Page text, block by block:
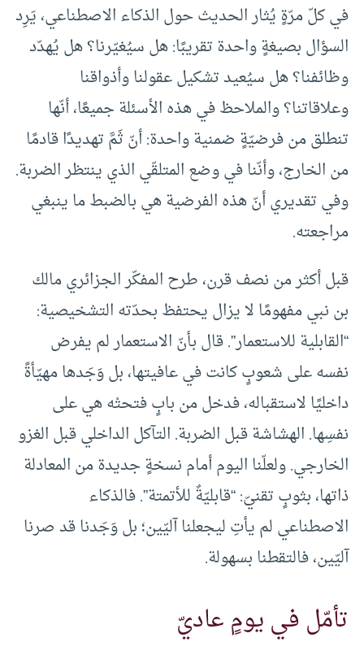
في كلّ مرّةٍ يُثار الحديث حول الذكاء الاصطناعي، يَرِد
السؤال بصيغةٍ واحدة تقريبًا: هل سيُغيّرنا؟ هل يُهدّد
وظائفنا؟ هل سيُعيد تشكيل عقولنا وأذواقنا
وعلاقاتنا؟ والملاحظ في هذه الأسئلة جميعًا، أنّها
تنطلق من فرضيّةٍ ضمنية واحدة: أنّ ثَمَّ تهديدًا قادمًا
من الخارج، وأنّنا في وضع المتلقّي الذي ينتظر الضربة.
وفي تقديري أنّ هذه الفرضية هي بالضبط ما ينبغي
مراجعته.
قبل أكثر من نصف قرن، طرح المفكّر الجزائري مالك
بن نبي مفهومًا لا يزال يحتفظ بحدّته التشخيصية:
“القابلية للاستعمار”. قال بأنّ الاستعمار لم يفرض
نفسه على شعوبٍ كانت في عافيتها، بل وَجَدها مهيّأةً
داخليًا لاستقباله، فدخل من بابٍ فتحتْه هي على
نفسِها. الهشاشة قبل الضربة. التآكل الداخلي قبل الغزو
الخارجي. ولعلّنا اليوم أمام نسخةٍ جديدة من المعادلة
ذاتها، بثوبٍ تقنيّ: “قابليّةٌ للأتمتة”. فالذكاء
الاصطناعي لم يأتِ ليجعلنا آليّين؛ بل وَجَدنا قد صرنا
آليّين، فالتقطنا بسهولة.
تأمّل في يومٍ عاديّ